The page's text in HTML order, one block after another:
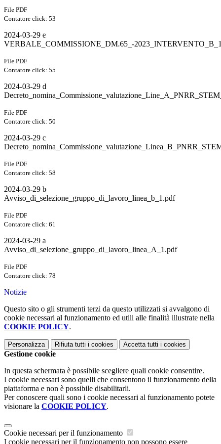
File PDF
Contatore click: 53
2024-03-29 e
VERBALE_COMMISSIONE_DM.65_-
File PDF
Contatore click: 55
2024-03-29 d
File PDF
Contatore click: 50
2024-03-29 c
File PDF
Contatore click: 58
2024-03-29 b
Avviso_di_selezione_gruppo_di_lavoro_linea_b_1.pdf
File PDF
Contatore click: 61
2024-03-29 a
Avviso_di_selezione_gruppo_di_lavoro_linea_A_1.pdf
File PDF
Contatore click: 78
Notizie
Questo sito o gli strumenti terzi da questo utilizzati si avvalgono di
cookie necessari al funzionamento ed utili alle finalità illustrate nella
COOKIE POLICY.
Personalizza Rifiuta tutti i cookies Accetta tutti i cookies
Gestione cookie
In questa schermata è possibile scegliere quali cookie consentire.
I cookie necessari sono quelli che consentono il funzionamento della
piattaforma e non è possibile disabilitarli.
Per conoscere quali sono i cookie necessari al funzionamento potete
visionare la COOKIE POLICY.
Cookie necessari per il funzionamento
I cookie necessari per il funzionamento non possono essere